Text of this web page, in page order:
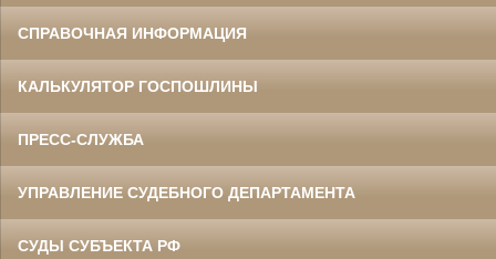
СПРАВОЧНАЯ ИНФОРМАЦИЯ
КАЛЬКУЛЯТОР ГОСПОШЛИНЫ
ПРЕСС-СЛУЖБА
УПРАВЛЕНИЕ СУДЕБНОГО ДЕПАРТАМЕНТА
СУДЫ СУБЪЕКТА РФ